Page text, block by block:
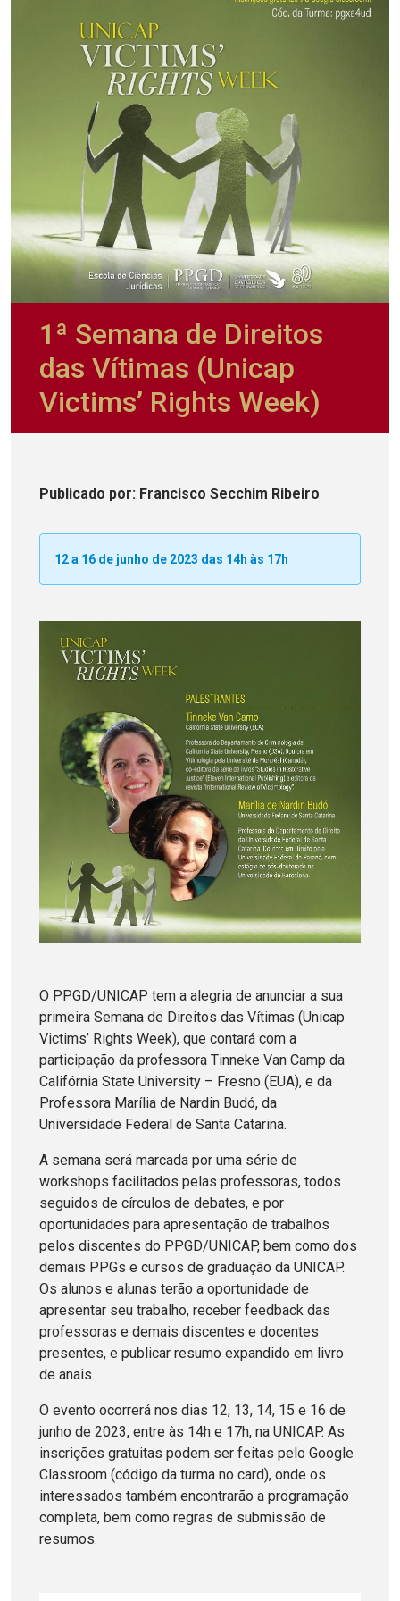
1ª Semana de Direitos
das Vítimas (Unicap
Victims’ Rights Week)
Publicado por: Francisco Secchim Ribeiro
12 a 16 de junho de 2023 das 14h às 17h
O PPGD/UNICAP tem a alegria de anunciar a sua
primeira Semana de Direitos das Vítimas (Unicap
Victims’ Rights Week), que contará com a
participação da professora Tinneke Van Camp da
Califórnia State University – Fresno (EUA), e da
Professora Marília de Nardin Budó, da
Universidade Federal de Santa Catarina.
A semana será marcada por uma série de
workshops facilitados pelas professoras, todos
seguidos de círculos de debates, e por
oportunidades para apresentação de trabalhos
pelos discentes do PPGD/UNICAP, bem como dos
demais PPGs e cursos de graduação da UNICAP.
Os alunos e alunas terão a oportunidade de
apresentar seu trabalho, receber feedback das
professoras e demais discentes e docentes
presentes, e publicar resumo expandido em livro
de anais.
O evento ocorrerá nos dias 12, 13, 14, 15 e 16 de
junho de 2023, entre às 14h e 17h, na UNICAP. As
inscrições gratuitas podem ser feitas pelo Google
Classroom (código da turma no card), onde os
interessados também encontrarão a programação
completa, bem como regras de submissão de
resumos.